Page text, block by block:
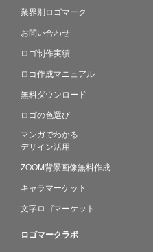
業界別ロゴマーク
お問い合わせ
ロゴ制作実績
ロゴ作成マニュアル
無料ダウンロード
ロゴの色選び
マンガでわかる
デザイン活用
ZOOM背景画像無料作成
キャラマーケット
文字ロゴマーケット
ロゴマークラボ